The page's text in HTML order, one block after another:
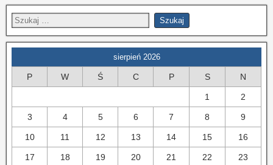
sierpień 2026
P W Ś C P S N
1 2
3 4 5 6 7 8 9
10 11 12 13 14 15 16
17 18 19 20 21 22 23